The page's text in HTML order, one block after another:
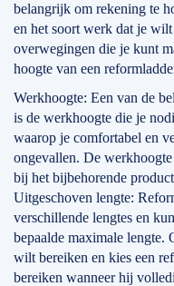
belangrijk om rekening te
en het soort werk dat je
overwegingen die je kunt
hoogte van een
Werkhoogte: Een van de
is de werkhoogte die je
waarop je comfortabel en
ongevallen. De
bij het bijbehorende
Uitgeschoven lengte:
verschillende lengtes en
bepaalde maximale lengte.
wilt bereiken en kies een
bereiken wanneer hij